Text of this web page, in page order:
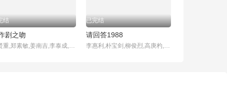
结
剧之吻
金贤重,郑素敏,姜南吉,李泰成,尹胜雅
已完结
请回答1988
李惠利,朴宝剑,柳俊烈,高庚杓,成东日,李一花,金成钧,罗美兰,李美妍,金善映,安在洪